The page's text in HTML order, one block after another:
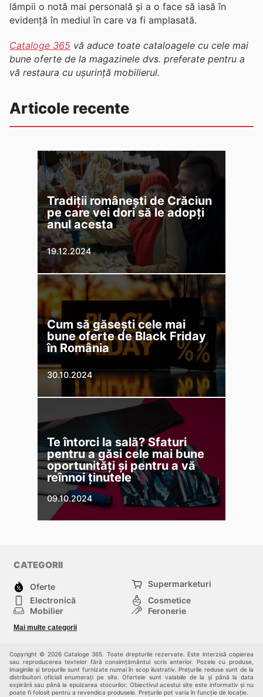
lămpii o notă mai personală și a o face să iasă în
evidență în mediul în care va fi amplasată.
Cataloge 365 vă aduce toate cataloagele cu cele mai
bune oferte de la magazinele dvs. preferate pentru a
vă restaura cu ușurință mobilierul.
Articole recente
Tradiții românești de Crăciun
pe care vei dori să le adopți
anul acesta
19.12.2024
Cum să găsești cele mai
bune oferte de Black Friday
în România
30.10.2024
Te întorci la sală? Sfaturi
pentru a găsi cele mai bune
oportunități și pentru a vă
reînnoi ținutele
09.10.2024
CATEGORII
Oferte
Supermarketuri
Electronică
Cosmetice
Mobilier
Feronerie
Copii
Mai multe categorii
Copyright © 2026 Cataloge 365. Toate drepturile rezervate. Este interzisă copierea
sau reproducerea textelor fără consimțământul scris anterior. Pozele cu produse,
imaginile și broșurile sunt furnizate numai în scop ilustrativ. Prețurile reduse sunt de la
distribuitori oficiali enumerați pe site. Ofertele sunt valabile de la și până la data
expirării sau până la epuizarea stocurilor. Obiectivul acestui site este informativ și nu
poate fi folosit pentru a revendica produsele. Prețurile pot varia în funcție de locație.